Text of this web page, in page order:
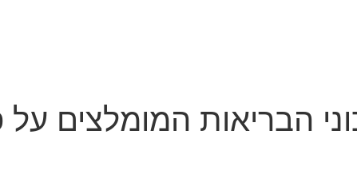
הבריאות המומלצים על